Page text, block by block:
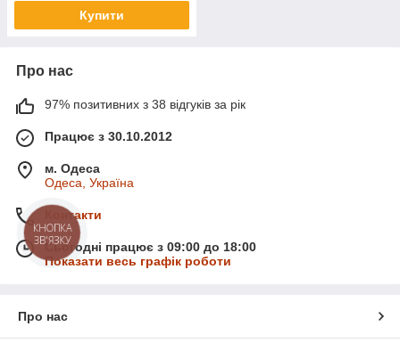
Купити
Про нас
97% позитивних з 38 відгуків за рік
Працює з 30.10.2012
м. Одеса
Одеса, Україна
Контакти
Сьогодні працює з 09:00 до 18:00
Показати весь графік роботи
Про нас
КНОПКА
ЗВ'ЯЗКУ